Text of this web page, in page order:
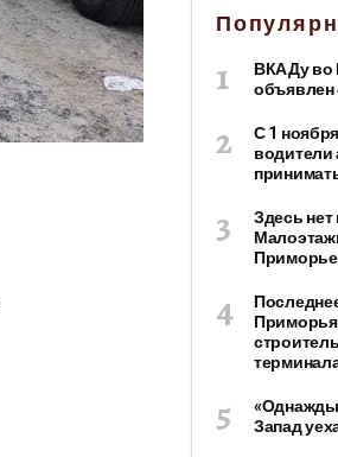
ВКАДу во
С 1
водители
Здесь
Приморье
«Однажды
Запад